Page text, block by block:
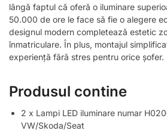
lângă faptul că oferă o iluminare
50.000 de ore le face să fie o alegere
designul modern completează estetic
înmatriculare. În plus, montajul
experiență fără stres pentru orice șofer.
Produsul contine
2 x Lampi LED iluminare numar
VW/Skoda/Seat